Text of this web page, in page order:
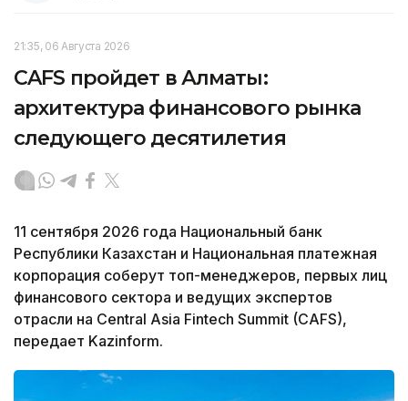
21:35, 06 Августа 2026
CAFS пройдет в Алматы:
архитектура финансового рынка
следующего десятилетия
11 сентября 2026 года Национальный банк
Республики Казахстан и Национальная платежная
корпорация соберут топ-менеджеров, первых лиц
финансового сектора и ведущих экспертов
отрасли на Central Asia Fintech Summit (CAFS),
передает Kazinform.